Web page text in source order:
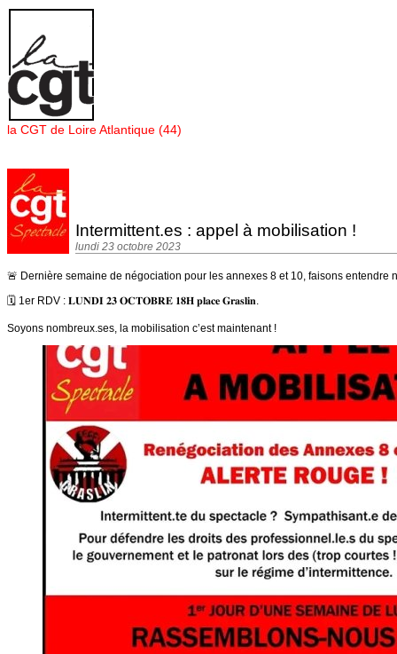
Panneau de gestion des cookies
la CGT de Loire Atlantique (44)
Intermittent.es : appel à mobilisation !
lundi 23 octobre 2023
🚨 Dernière semaine de négociation pour les annexes 8 et 10, faisons entendre
🗓️ 1er RDV : 𝐋𝐔𝐍𝐃𝐈 𝟐𝟑 𝐎𝐂𝐓𝐎𝐁𝐑𝐄 𝟏𝟖𝐇 𝐩𝐥𝐚𝐜𝐞 𝐆𝐫𝐚𝐬𝐥𝐢𝐧.
Soyons nombreux.ses, la mobilisation c’est maintenant !